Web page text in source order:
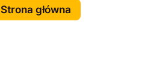
Strona główna